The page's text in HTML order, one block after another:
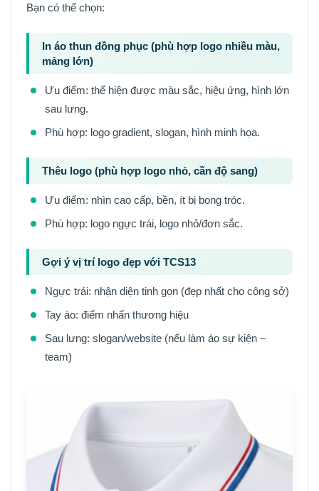
Bạn có thể chọn:
In áo thun đồng phục (phù hợp logo nhiều màu,
mảng lớn)
Ưu điểm: thể hiện được màu sắc, hiệu ứng, hình lớn
sau lưng.
Phù hợp: logo gradient, slogan, hình minh họa.
Thêu logo (phù hợp logo nhỏ, cần độ sang)
Ưu điểm: nhìn cao cấp, bền, ít bị bong tróc.
Phù hợp: logo ngực trái, logo nhỏ/đơn sắc.
Gợi ý vị trí logo đẹp với TCS13
Ngực trái: nhận diện tinh gọn (đẹp nhất cho công sở)
Tay áo: điểm nhấn thương hiệu
Sau lưng: slogan/website (nếu làm áo sự kiện –
team)